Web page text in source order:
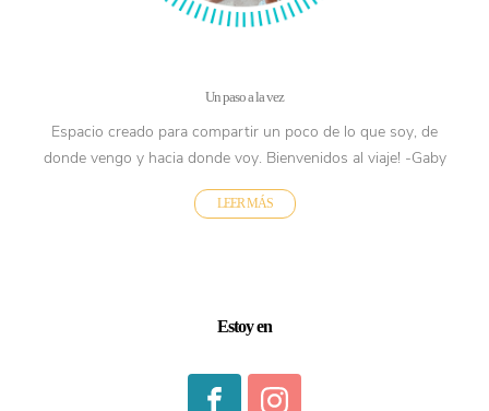
Un paso a la vez
Espacio creado para compartir un poco de lo que soy, de
donde vengo y hacia donde voy. Bienvenidos al viaje! -Gaby
LEER MÁS
Estoy en